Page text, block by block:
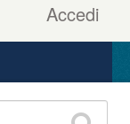
Accedi